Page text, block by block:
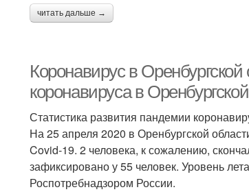
читать дальше →
Коронавирус в
коронавируса в
Статистика развития пандемии
На 25 апреля 2020 в Оренбургской
Covid-19. 2 человека, к сожалению,
зафиксировано у 55 человек. Уровень
Роспотребнадзором России.